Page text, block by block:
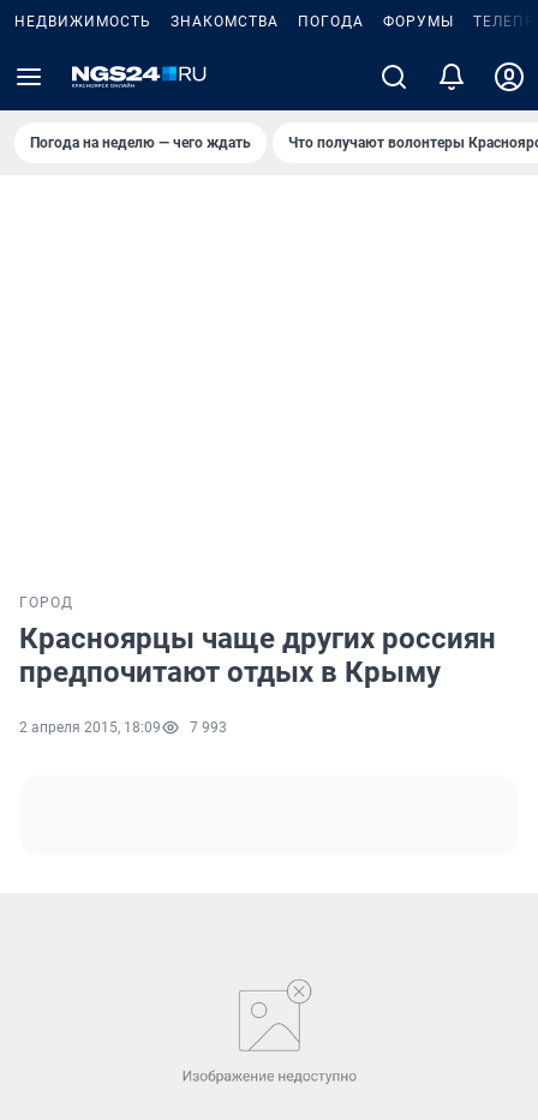
НЕДВИЖИМОСТЬ ЗНАКОМСТВА ПОГОДА ФОРУМЫ
Погода на неделю — чего ждать Что получают волонтеры
ГОРОД
Красноярцы чаще других россиян
предпочитают отдых в Крыму
2 апреля 2015, 18:09 7 993